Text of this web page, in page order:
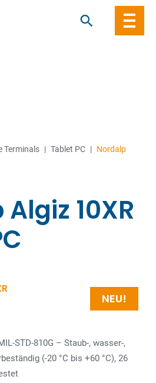
Terminals | Tablet PC | Nordalp
10XR
NEU!
STD-810G – Staub-, wasser-,
(-20 °C bis +60 °C), 26